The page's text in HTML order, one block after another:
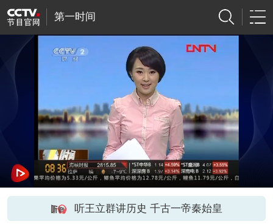
第一时间
听王立群讲历史 千古一帝秦始皇